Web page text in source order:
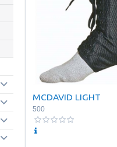
MCDAVID LIGHT
500